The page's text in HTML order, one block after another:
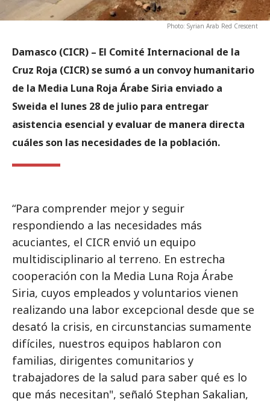
Photo: Syrian Arab Red Crescent
Damasco (CICR) – El Comité Internacional de la
Cruz Roja (CICR) se sumó a un convoy humanitario
de la Media Luna Roja Árabe Siria enviado a
Sweida el lunes 28 de julio para entregar
asistencia esencial y evaluar de manera directa
cuáles son las necesidades de la población.
“Para comprender mejor y seguir
respondiendo a las necesidades más
acuciantes, el CICR envió un equipo
multidisciplinario al terreno. En estrecha
cooperación con la Media Luna Roja Árabe
Siria, cuyos empleados y voluntarios vienen
realizando una labor excepcional desde que se
desató la crisis, en circunstancias sumamente
difíciles, nuestros equipos hablaron con
familias, dirigentes comunitarios y
trabajadores de la salud para saber qué es lo
que más necesitan", señaló Stephan Sakalian,